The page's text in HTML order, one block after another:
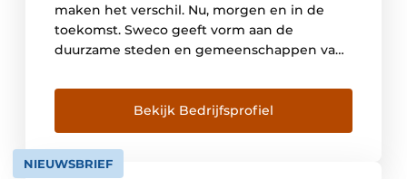
maken het verschil. Nu, morgen en in de
toekomst. Sweco geeft vorm aan de
duurzame steden en gemeenschappen van
collectieve kennis van onze 18.000
ingenieurs, ontwerpers en andere
specialisten co-creëren we oplossingen om
verstedelijking aan te pakken, om de kracht
van digitalisering […]
Bekijk Bedrijfsprofiel
NIEUWSBRIEF